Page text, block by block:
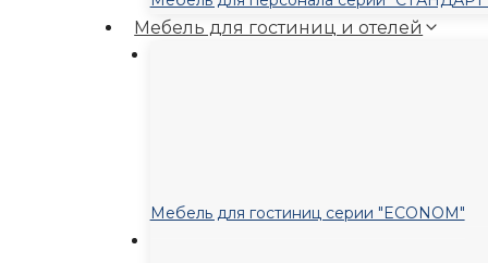
Мебель для гостиниц и отелей
Мебель для гостиниц серии "ECONOM"